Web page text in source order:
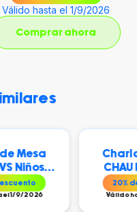
Válido hasta el 1/9/2026
Comprar ahora
Charlas de Mesa
CHAU PANTALLAS
% de descuento
Válido hasta el 1/9/2026